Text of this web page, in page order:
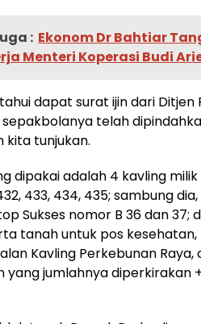
: Ekonom Dr Bahtiar
Menteri Koperasi Budi
dapat surat ijin dari
sepakbolanya telah
kita tunjukan.
dipakai adalah 4 kavling milik
433, 434, 435; sambung
Sukses nomor B 36 dan 37;
tanah untuk pos
Kavling Perkebunan Raya,
yang jumlahnya